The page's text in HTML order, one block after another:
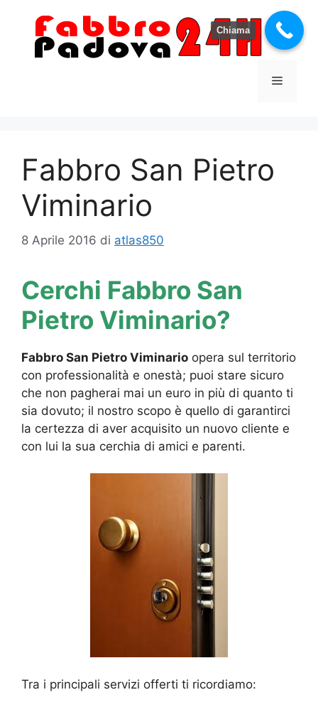
contenuto
Menu
Fabbro San Pietro
Viminario
8 Aprile 2016 di atlas850
Cerchi Fabbro San
Pietro Viminario?
Fabbro San Pietro Viminario opera sul territorio
con professionalità e onestà; puoi stare sicuro
che non pagherai mai un euro in più di quanto ti
sia dovuto; il nostro scopo è quello di garantirci
la certezza di aver acquisito un nuovo cliente e
con lui la sua cerchia di amici e parenti.
Tra i principali servizi offerti ti ricordiamo:
Chiama